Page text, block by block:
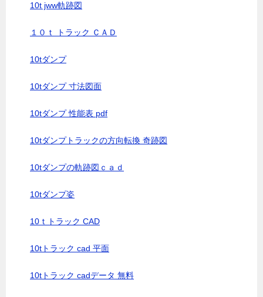
10t jww軌跡図
１０ｔ トラック ＣＡＤ
10tダンプ
10tダンプ 寸法図面
10tダンプ 性能表 pdf
10tダンプトラックの方向転換 奇跡図
10tダンプの軌跡図ｃａｄ
10tダンプ姿
10ｔトラック CAD
10tトラック cad 平面
10tトラック cadデータ 無料